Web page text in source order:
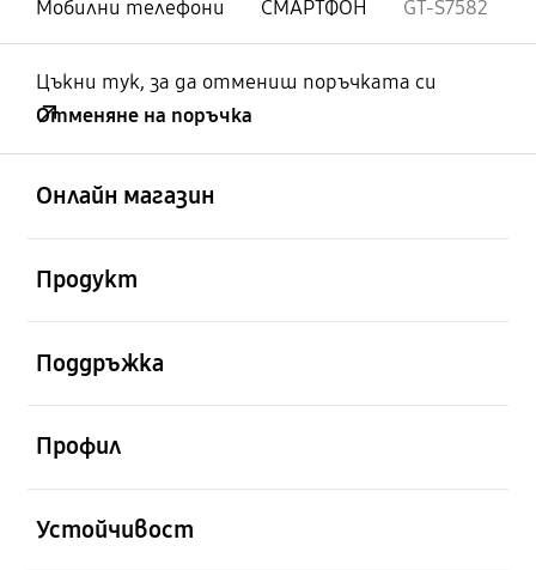
Мобилни телефони
СМАРТФОН GT-S7582
Цъкни тук, за да отмениш поръчката си
Отменяне на поръчка
Онлайн магазин
Продукт
Поддръжка
Профил
Устойчивост